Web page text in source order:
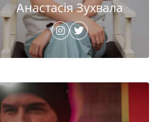
Анастасія Зухвала